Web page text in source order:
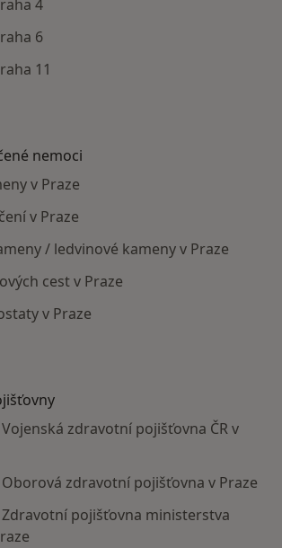
4
6
11
nemoci
v Praze
v Praze
/ ledvinové kameny v Praze
cest v Praze
v Praze
zdravotní pojišťovna ČR v
zdravotní pojišťovna v Praze
pojišťovna ministerstva